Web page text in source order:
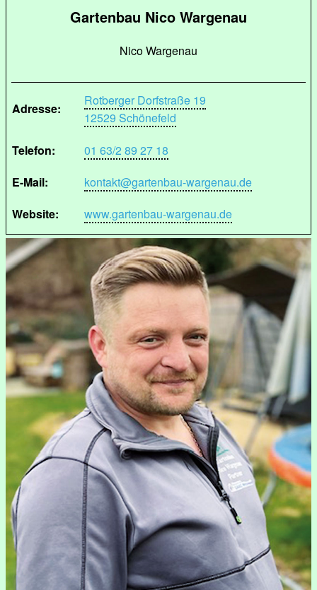
Gartenbau Nico Wargenau
Nico Wargenau
Adresse:
Rotberger Dorfstraße 19
12529 Schönefeld
Telefon:
01 63/2 89 27 18
E-Mail:
kontakt@gartenbau-wargenau.de
Website:
www.gartenbau-wargenau.de